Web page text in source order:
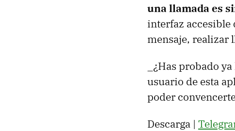
una llamada es
interfaz accesible
mensaje, realizar
_¿Has probado
usuario de esta
poder
Descarga |